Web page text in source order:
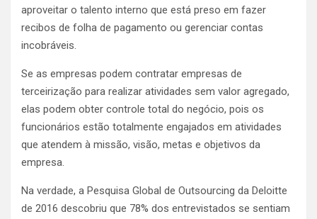
aproveitar o talento interno que está preso em fazer
recibos de folha de pagamento ou gerenciar contas
incobráveis.
Se as empresas podem contratar empresas de
terceirização para realizar atividades sem valor agregado,
elas podem obter controle total do negócio, pois os
funcionários estão totalmente engajados em atividades
que atendem à missão, visão, metas e objetivos da
empresa.
Na verdade, a Pesquisa Global de Outsourcing da Deloitte
de 2016 descobriu que 78% dos entrevistados se sentiam